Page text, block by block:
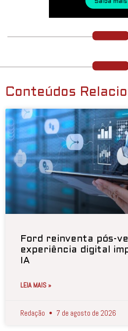
Conteúdos
Ford reinventa pós-
experiência digital
IA
LEIA MAIS »
Redação 7 de agosto de 2026